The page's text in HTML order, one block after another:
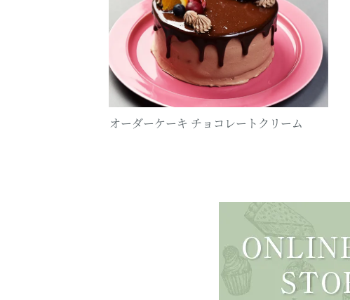
オーダーケーキ チョコレートクリーム